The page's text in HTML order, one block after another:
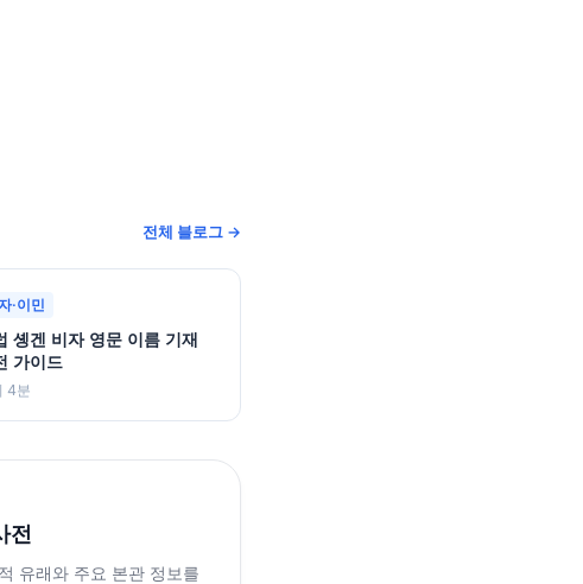
전체 블로그 →
·이민
솅겐 비자 영문 이름 기재
가이드
4분
전
유래와 주요 본관 정보를